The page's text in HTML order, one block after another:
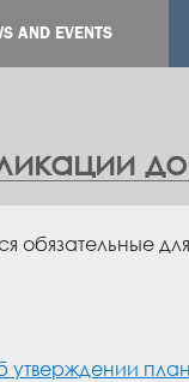
AND EVENTS
обязательные
утверждении